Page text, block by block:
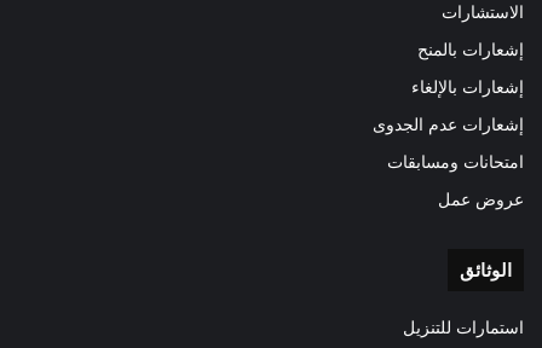
الاستشارات
إشعارات بالمنح
إشعارات بالإلغاء
إشعارات عدم الجدوى
امتحانات ومسابقات
عروض عمل
الوثائق
استمارات للتنزيل